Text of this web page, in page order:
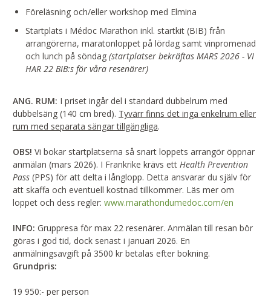
Föreläsning och/eller workshop med Elmina
Startplats i Médoc Marathon inkl. startkit (BIB) från
arrangörerna, maratonloppet på lördag samt vinpromenad
och lunch på söndag (startplatser bekräftas MARS 2026 - VI
HAR 22 BIB:s för våra resenärer)
ANG. RUM: I priset ingår del i standard dubbelrum med
dubbelsäng (140 cm bred). Tyvärr finns det inga enkelrum eller
rum med separata sängar tillgängliga.
OBS! Vi bokar startplatserna så snart loppets arrangör öppnar
anmälan (mars 2026). I Frankrike krävs ett Health Prevention
Pass (PPS) för att delta i långlopp. Detta ansvarar du själv för
att skaffa och eventuell kostnad tillkommer. Läs mer om
loppet och dess regler: www.marathondumedoc.com/en
INFO: Gruppresa för max 22 resenärer. Anmälan till resan bör
göras i god tid, dock senast i januari 2026. En
anmälningsavgift på 3500 kr betalas efter bokning.
Grundpris:
19 950:- per person